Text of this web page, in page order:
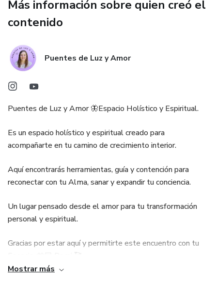
Más información sobre quien creó el
contenido
Puentes de Luz y Amor
Puentes de Luz y Amor 🦋Espacio Holístico y Espiritual.
Es un espacio holístico y espiritual creado para
acompañarte en tu camino de crecimiento interior.
Aquí encontrarás herramientas, guía y contención para
reconectar con tu Alma, sanar y expandir tu conciencia.
Un lugar pensado desde el amor para tu transformación
personal y espiritual.
Gracias por estar aquí y permitirte este encuentro con tu
Esencia. 🫶🏻 Romi 🥰
Mostrar más